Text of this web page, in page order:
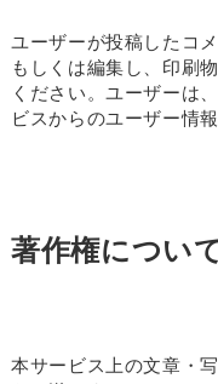
ユーザーが投稿したコ
もしくは編集し、印刷
ください。ユーザーは
ビスからのユーザー情
著作権につい
本サービス上の文章・